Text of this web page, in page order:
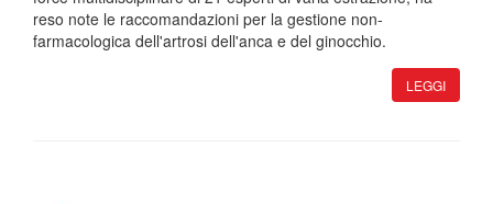
reso note le raccomandazioni per la gestione non-
farmacologica dell'artrosi dell'anca e del ginocchio.
LEGGI